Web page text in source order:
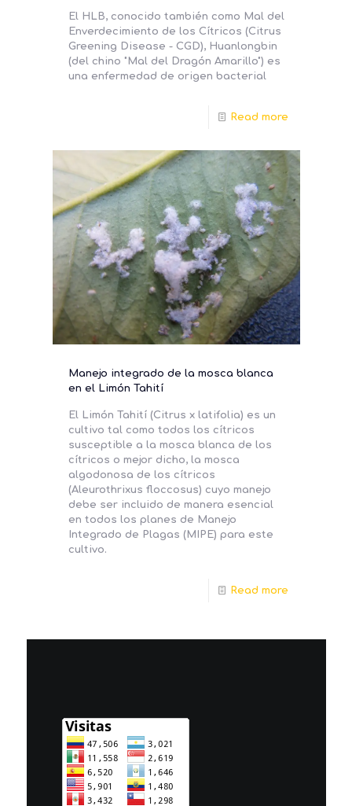
El HLB, conocido también como Mal del
Enverdecimiento de los Cítricos (Citrus
Greening Disease - CGD), Huanlongbin
(del chino "Mal del Dragón Amarillo") es
una enfermedad de origen bacterial
Read more
Manejo integrado de la mosca blanca
en el Limón Tahití
El Limón Tahití (Citrus x latifolia) es un
cultivo tal como todos los cítricos
susceptible a la mosca blanca de los
cítricos o mejor dicho, la mosca
algodonosa de los cítricos
(Aleurothrixus floccosus) cuyo manejo
debe ser incluido de manera esencial
en todos los planes de Manejo
Integrado de Plagas (MIPE) para este
cultivo.
Read more